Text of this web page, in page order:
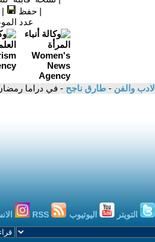
|حفظ |
عدد
الادب والفن - طارق ناجح - في دراما
التويتر اليوتيوب